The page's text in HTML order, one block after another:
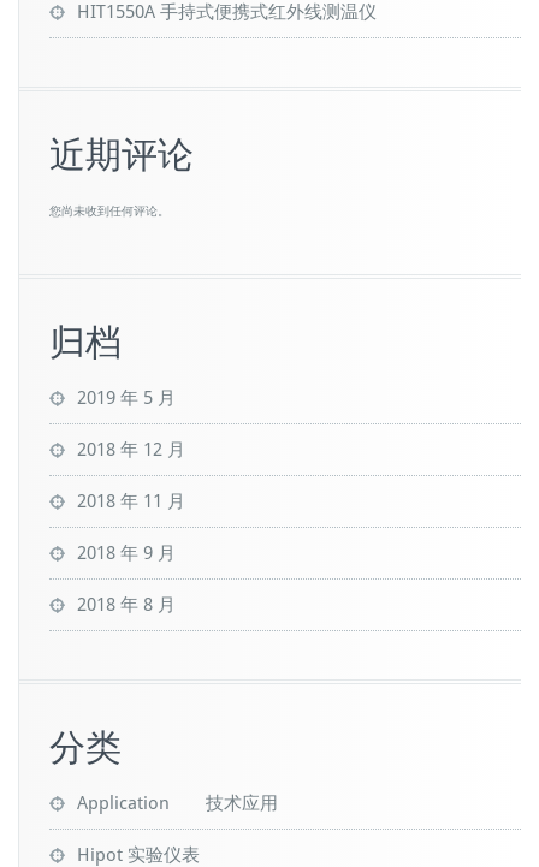
HIT1550A 手持式便携式红外线测温仪
近期评论
您尚未收到任何评论。
归档
2019 年 5 月
2018 年 12 月
2018 年 11 月
2018 年 9 月
2018 年 8 月
分类
Application 技术应用
Hipot 实验仪表